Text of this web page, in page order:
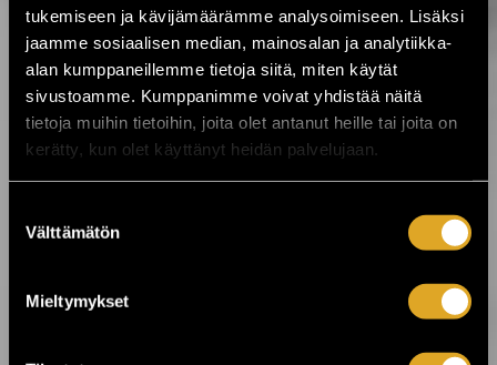
tukemiseen ja kävijämäärämme analysoimiseen. Lisäksi
jaamme sosiaalisen median, mainosalan ja analytiikka-
alan kumppaneillemme tietoja siitä, miten käytät
sivustoamme. Kumppanimme voivat yhdistää näitä
tietoja muihin tietoihin, joita olet antanut heille tai joita on
kerätty, kun olet käyttänyt heidän palvelujaan.
valinta
Välttämätön
Mieltymykset
ystäväliput myynnissä! ☀️ ›
3.8.2026 12:00
VILLIT ensi-ilta lähestyy: Koe
ainutlaatuinen elämys Kajaanissa! ›
Ole mukana tekemässä historiaa –